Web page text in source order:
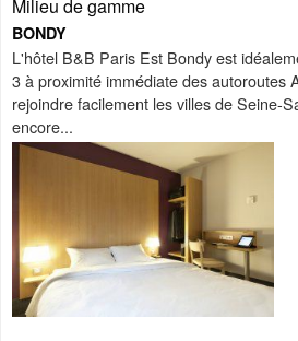
Milieu de gamme
BONDY
L'hôtel B&B Paris Est Bondy est
3 à proximité immédiate des autoroutes
rejoindre facilement les villes de Seine-
encore...